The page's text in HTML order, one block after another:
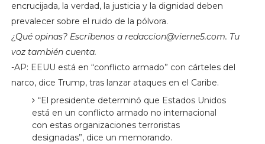
encrucijada, la verdad, la justicia y la dignidad deben
prevalecer sobre el ruido de la pólvora.
¿Qué opinas? Escríbenos a redaccion@vierne5.com. Tu
voz también cuenta.
-AP: EEUU está en “conflicto armado” con cárteles del
narco, dice Trump, tras lanzar ataques en el Caribe.
“El presidente determinó que Estados Unidos
está en un conflicto armado no internacional
con estas organizaciones terroristas
designadas”, dice un memorando.